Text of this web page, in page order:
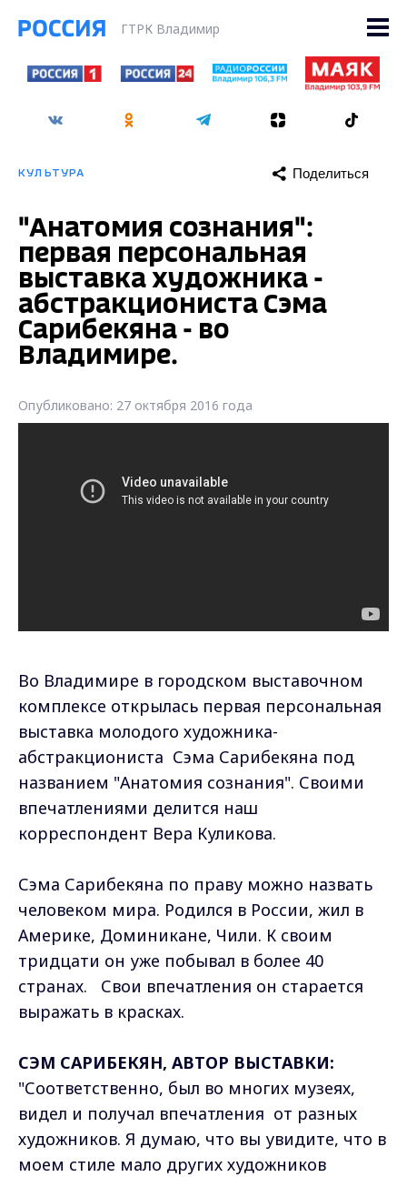
ГТРК Владимир
КУЛЬТУРА Поделиться
"Анатомия сознания":
первая персональная
выставка художника -
абстракциониста Сэма
Сарибекяна - во
Владимире.
Опубликовано: 27 октября 2016 года
Во Владимире в городском выставочном
комплексе открылась первая персональная
выставка молодого художника-
абстракциониста Сэма Сарибекяна под
названием "Анатомия сознания". Своими
впечатлениями делится наш
корреспондент Вера Куликова.
Сэма Сарибекяна по праву можно назвать
человеком мира. Родился в России, жил в
Америке, Доминикане, Чили. К своим
тридцати он уже побывал в более 40
странах. Свои впечатления он старается
выражать в красках.
СЭМ САРИБЕКЯН, АВТОР ВЫСТАВКИ:
"Соответственно, был во многих музеях,
видел и получал впечатления от разных
художников. Я думаю, что вы увидите, что в
моем стиле мало других художников